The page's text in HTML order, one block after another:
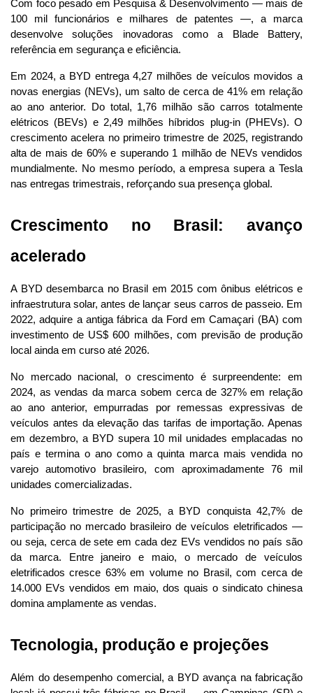
Com foco pesado em Pesquisa & Desenvolvimento — mais de
100 mil funcionários e milhares de patentes —, a marca
desenvolve soluções inovadoras como a Blade Battery,
referência em segurança e eficiência.
Em 2024, a BYD entrega 4,27 milhões de veículos movidos a
novas energias (NEVs), um salto de cerca de 41% em relação
ao ano anterior. Do total, 1,76 milhão são carros totalmente
elétricos (BEVs) e 2,49 milhões híbridos plug-in (PHEVs). O
crescimento acelera no primeiro trimestre de 2025, registrando
alta de mais de 60% e superando 1 milhão de NEVs vendidos
mundialmente. No mesmo período, a empresa supera a Tesla
nas entregas trimestrais, reforçando sua presença global.
Crescimento no Brasil: avanço
acelerado
A BYD desembarca no Brasil em 2015 com ônibus elétricos e
infraestrutura solar, antes de lançar seus carros de passeio. Em
2022, adquire a antiga fábrica da Ford em Camaçari (BA) com
investimento de US$ 600 milhões, com previsão de produção
local ainda em curso até 2026.
No mercado nacional, o crescimento é surpreendente: em
2024, as vendas da marca sobem cerca de 327% em relação
ao ano anterior, empurradas por remessas expressivas de
veículos antes da elevação das tarifas de importação. Apenas
em dezembro, a BYD supera 10 mil unidades emplacadas no
país e termina o ano como a quinta marca mais vendida no
varejo automotivo brasileiro, com aproximadamente 76 mil
unidades comercializadas.
No primeiro trimestre de 2025, a BYD conquista 42,7% de
participação no mercado brasileiro de veículos eletrificados —
ou seja, cerca de sete em cada dez EVs vendidos no país são
da marca. Entre janeiro e maio, o mercado de veículos
eletrificados cresce 63% em volume no Brasil, com cerca de
14.000 EVs vendidos em maio, dos quais o sindicato chinesa
domina amplamente as vendas.
Tecnologia, produção e projeções
Além do desempenho comercial, a BYD avança na fabricação